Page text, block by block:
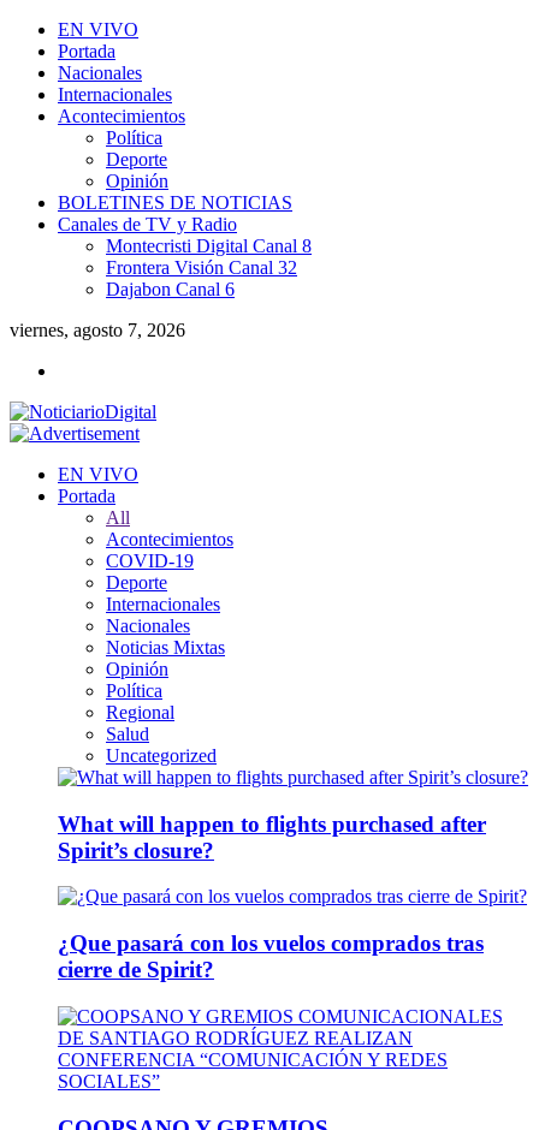
EN VIVO
Portada
Nacionales
Internacionales
Acontecimientos
Política
Deporte
Opinión
BOLETINES DE NOTICIAS
Canales de TV y Radio
Montecristi Digital Canal 8
Frontera Visión Canal 32
Dajabon Canal 6
viernes, agosto 7, 2026
EN VIVO
Portada
All
Acontecimientos
COVID-19
Deporte
Internacionales
Nacionales
Noticias Mixtas
Opinión
Política
Regional
Salud
Uncategorized
What will happen to flights purchased after
Spirit’s closure?
¿Que pasará con los vuelos comprados tras
cierre de Spirit?